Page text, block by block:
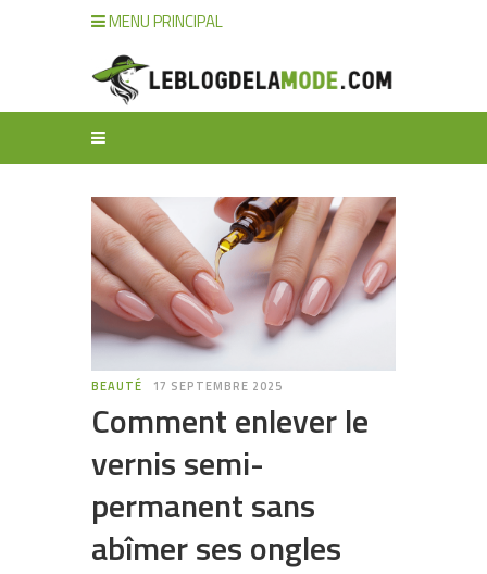
MENU PRINCIPAL
BEAUTÉ 17 SEPTEMBRE 2025
Comment enlever le
vernis semi-
permanent sans
abîmer ses ongles